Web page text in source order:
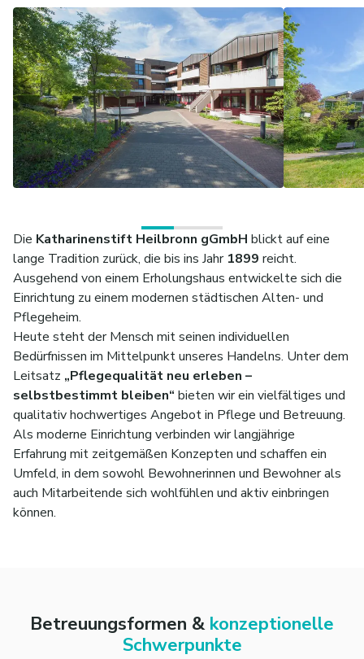
Die Katharinenstift Heilbronn gGmbH blickt auf eine
lange Tradition zurück, die bis ins Jahr 1899 reicht.
Ausgehend von einem Erholungshaus entwickelte sich die
Einrichtung zu einem modernen städtischen Alten- und
Pflegeheim.
Heute steht der Mensch mit seinen individuellen
Bedürfnissen im Mittelpunkt unseres Handelns. Unter dem
Leitsatz „Pflegequalität neu erleben –
selbstbestimmt bleiben“ bieten wir ein vielfältiges und
qualitativ hochwertiges Angebot in Pflege und Betreuung.
Als moderne Einrichtung verbinden wir langjährige
Erfahrung mit zeitgemäßen Konzepten und schaffen ein
Umfeld, in dem sowohl Bewohnerinnen und Bewohner als
auch Mitarbeitende sich wohlfühlen und aktiv einbringen
können.
Betreuungsformen & konzeptionelle
Schwerpunkte